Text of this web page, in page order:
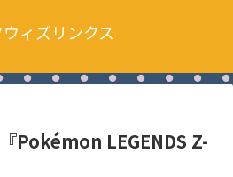
ィズリンクス
Pokémon LEGENDS Z-